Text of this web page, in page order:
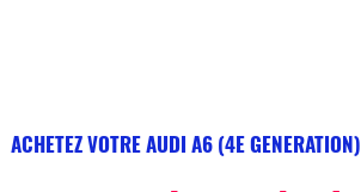
ACHETEZ VOTRE AUDI A6 (4E GENERATION)